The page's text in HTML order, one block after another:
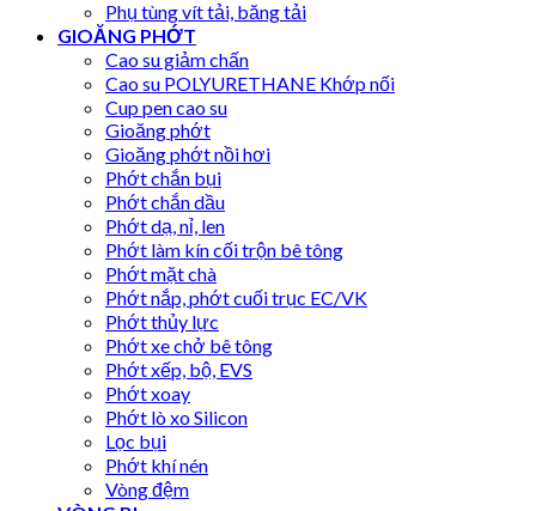
Phụ tùng vít tải, băng tải
GIOĂNG PHỚT
Cao su giảm chấn
Cao su POLYURETHANE Khớp nối
Cup pen cao su
Gioăng phớt
Gioăng phớt nồi hơi
Phớt chắn bụi
Phớt chắn dầu
Phớt dạ, nỉ, len
Phớt làm kín cối trộn bê tông
Phớt mặt chà
Phớt nắp, phớt cuối trục EC/VK
Phớt thủy lực
Phớt xe chở bê tông
Phớt xếp, bộ, EVS
Phớt xoay
Phớt lò xo Silicon
Lọc bụi
Phớt khí nén
Vòng đệm